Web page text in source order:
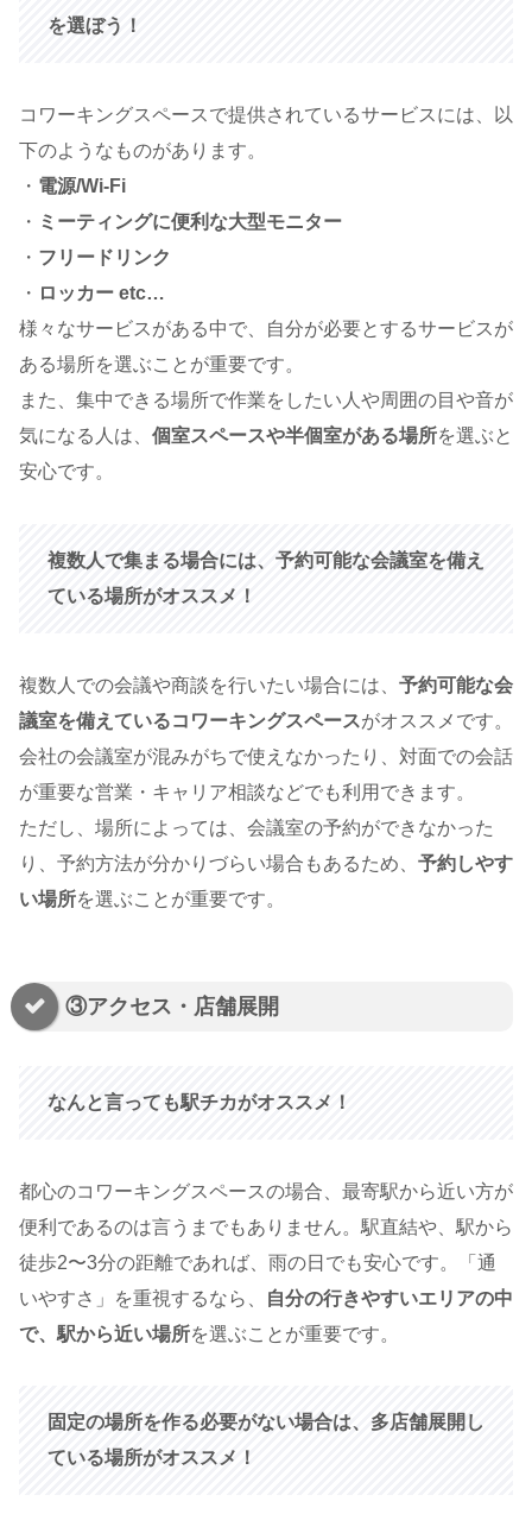
を選ぼう！
コワーキングスペースで提供されているサービスには、以
下のようなものがあります。
・ 電源/Wi-Fi
・ ミーティングに便利な大型モニター
・ フリードリンク
・ ロッカー etc…
様々なサービスがある中で、自分が必要とするサービスが
ある場所を選ぶことが重要です。
また、集中できる場所で作業をしたい人や周囲の目や音が
気になる人は、 個室スペースや半個室がある場所を選ぶと
安心です。
複数人で集まる場合には、予約可能な会議室を備え
ている場所がオススメ！
複数人での会議や商談を行いたい場合には、 予約可能な会
議室を備えているコワーキングスペースがオススメです。
会社の会議室が混みがちで使えなかったり、対面での会話
が重要な営業・キャリア相談などでも利用できます。
ただし、場所によっては、会議室の予約ができなかった
り、予約方法が分かりづらい場合もあるため、 予約しやす
い場所を選ぶことが重要です。
③アクセス・店舗展開
なんと言っても駅チカがオススメ！
都心のコワーキングスペースの場合、最寄駅から近い方が
便利であるのは言うまでもありません。駅直結や、駅から
徒歩2〜3分の距離であれば、雨の日でも安心です。「通
いやすさ」を重視するなら、
自分の行きやすいエリアの中
で、駅から近い場所を選ぶことが重要です。
固定の場所を作る必要がない場合は、多店舗展開し
ている場所がオススメ！